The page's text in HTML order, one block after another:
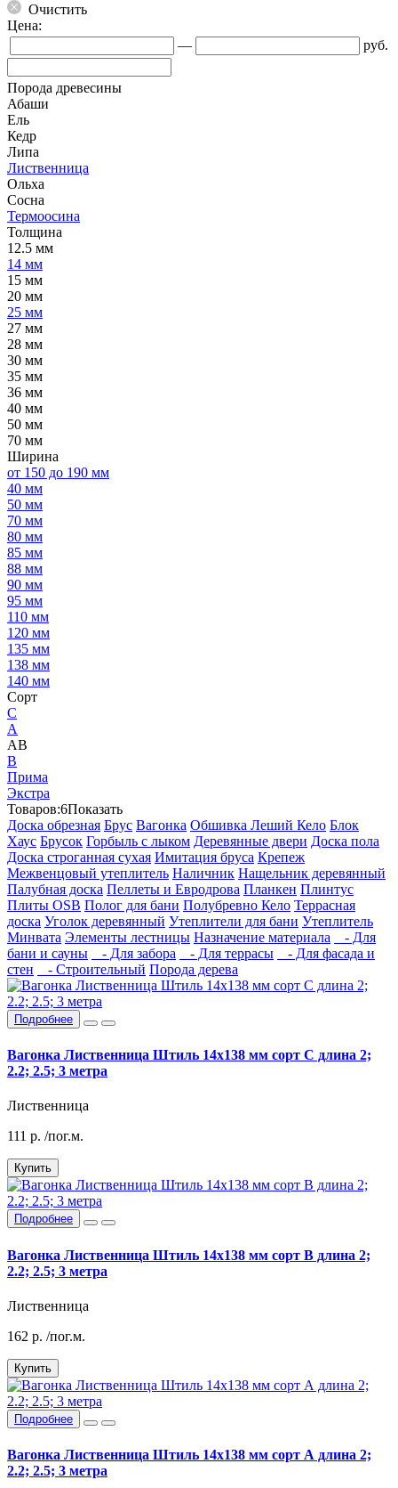
Очистить
Цена:
—
руб.
Порода древесины
Абаши
Ель
Кедр
Липа
Лиственница
Ольха
Сосна
Термоосина
Толщина
12.5 мм
14 мм
15 мм
20 мм
25 мм
27 мм
28 мм
30 мм
35 мм
36 мм
40 мм
50 мм
70 мм
Ширина
от 150 до 190 мм
40 мм
50 мм
70 мм
80 мм
85 мм
88 мм
90 мм
95 мм
110 мм
120 мм
135 мм
138 мм
140 мм
Сорт
C
А
АВ
В
Прима
Экстра
Товаров:6Показать
Доска обрезная Брус Вагонка Обшивка Леший Кело Блок
Хаус Брусок Горбыль с лыком Деревянные двери Доска пола
Доска строганная сухая Имитация бруса Крепеж
Межвенцовый утеплитель Наличник Нащельник деревянный
Палубная доска Пеллеты и Евродрова Планкен Плинтус
Плиты OSB Полог для бани Полубревно Кело Террасная
доска Уголок деревянный Утеплители для бани Утеплитель
Минвата Элементы лестницы Назначение материала
- Для
бани и сауны
- Для забора - Для террасы
- Для фасада и
стен
- Строительный Порода дерева
Подробнее
Вагонка Лиственница Штиль 14х138 мм сорт С длина 2;
2.2; 2.5; 3 метра
Лиственница
111 р. /пог.м.
Купить
Подробнее
Вагонка Лиственница Штиль 14х138 мм сорт В длина 2;
2.2; 2.5; 3 метра
Лиственница
162 р. /пог.м.
Купить
Подробнее
Вагонка Лиственница Штиль 14х138 мм сорт А длина 2;
2.2; 2.5; 3 метра